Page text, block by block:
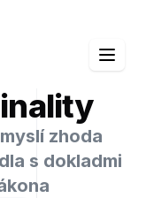
zhoda
s dokladmi